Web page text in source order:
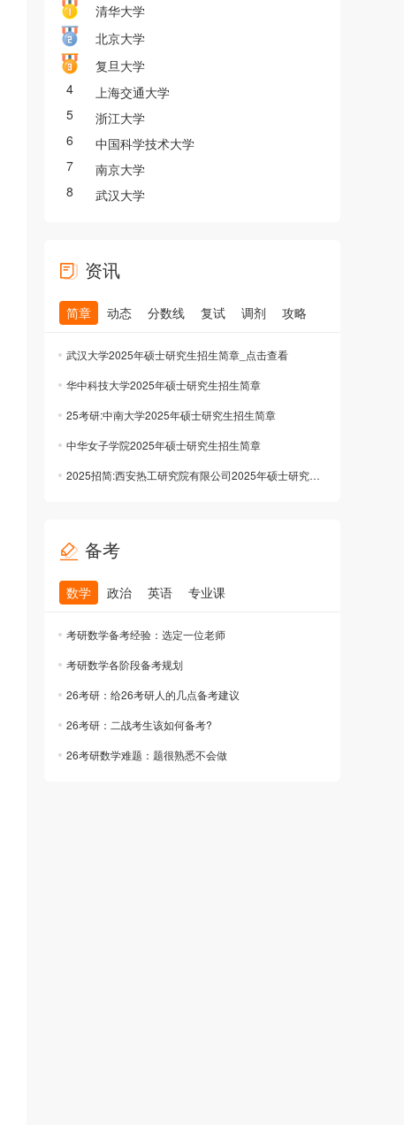
清华大学
北京大学
复旦大学
4
上海交通大学
5
浙江大学
6
中国科学技术大学
7
南京大学
8
武汉大学
资讯
简章 动态 分数线 复试 调剂 攻略
武汉大学2025年硕士研究生招生简章_点击查看
华中科技大学2025年硕士研究生招生简章
25考研:中南大学2025年硕士研究生招生简章
中华女子学院2025年硕士研究生招生简章
2025招简:西安热工研究院有限公司2025年硕士研究生招生简章
备考
数学 政治 英语 专业课
考研数学备考经验：选定一位老师
考研数学各阶段备考规划
26考研：给26考研人的几点备考建议
26考研：二战考生该如何备考?
26考研数学难题：题很熟悉不会做